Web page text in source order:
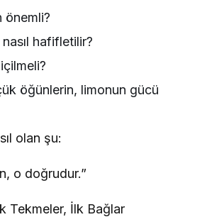
önemli?
nasıl hafifletilir?
öğünlerin, limonun gücü
olan şu:
o doğrudur.”
Tekmeler, İlk Bağlar